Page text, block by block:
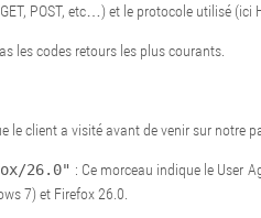
POST, etc…) et le protocole utilisé (ici
les codes retours les plus courants.
le client a visité avant de venir sur notre
26.0" : Ce morceau indique le User
7) et Firefox 26.0.